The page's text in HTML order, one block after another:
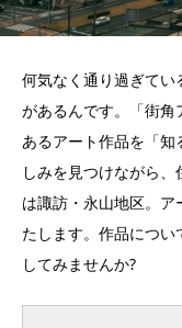
何気なく通り過ぎてい
があるんです。「街角
あるアート作品を「知
しみを見つけながら
は諏訪・永山地区。
たします。作品につ
してみませんか?